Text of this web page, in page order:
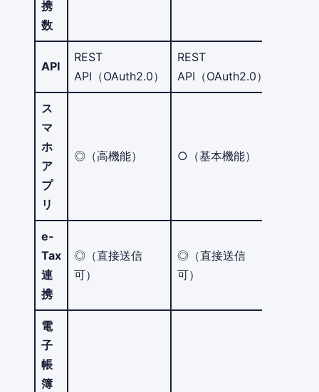
携
数
API
REST
API（OAuth2.0）
REST
API（OAuth2.0）
ス
マ
ホ
ア
プ
リ
◎（高機能） ○（基本機能）
e-
Tax
連
携
◎（直接送信
可）
◎（直接送信
可）
電
子
帳
簿